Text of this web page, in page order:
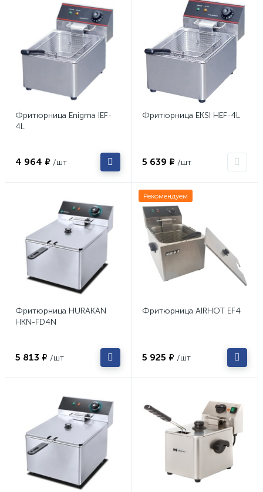
Фритюрница Enigma IEF-
4L
4 964 ₽ /шт
Фритюрница EKSI HEF-4L
5 639 ₽ /шт
Фритюрница HURAKAN
HKN-FD4N
5 813 ₽ /шт
Рекомендуем
Фритюрница AIRHOT EF4
5 925 ₽ /шт